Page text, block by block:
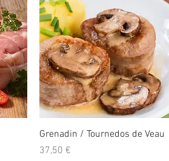
Aperçu rapide
Grenadin / Tournedos de Veau
Prix
37,50 €